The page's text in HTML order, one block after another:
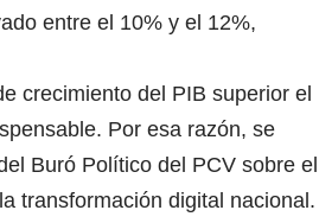
entre el 10% y el 12%,
crecimiento del PIB superior el
Por esa razón, se
Buró Político del PCV sobre el
transformación digital nacional.